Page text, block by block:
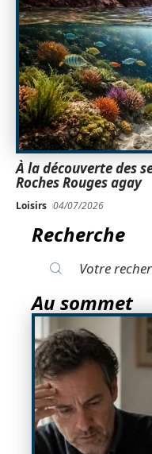
À la découverte des
Roches Rouges agay
Loisirs 04/07/2026
Recherche
Au sommet